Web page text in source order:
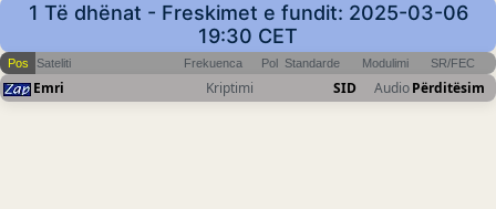
1 Të dhënat - Freskimet e fundit: 2025-03-06
19:30 CET
Pos Sateliti Frekuenca Pol Standarde Modulimi SR/FEC
Emri Kriptimi SID AudioPërditësim